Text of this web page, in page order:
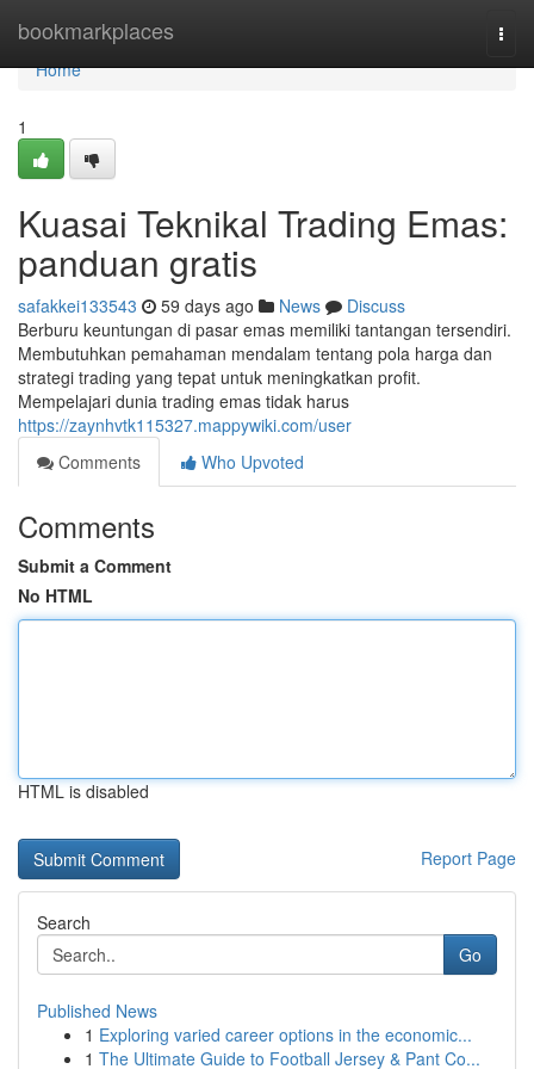
bookmarkplaces
Home
Home
1
Kuasai Teknikal Trading Emas:
panduan gratis
safakkei133543 59 days ago News
Discuss
Berburu keuntungan di pasar emas memiliki tantangan tersendiri.
Membutuhkan pemahaman mendalam tentang pola harga dan
strategi trading yang tepat untuk meningkatkan profit.
Mempelajari dunia trading emas tidak harus
https://zaynhvtk115327.mappywiki.com/user
Comments
Who Upvoted
Comments
Submit a Comment
No HTML
HTML is disabled
Report Page
Search
Go
Published News
1 Exploring varied career options in the economic...
1 The Ultimate Guide to Football Jersey & Pant Co...